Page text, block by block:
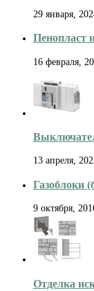
29 января,
Пенопласт
16 февраля,
13 апреля,
Газоблоки
9 октября,
Отделка